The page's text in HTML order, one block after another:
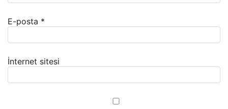
E-posta *
İnternet sitesi